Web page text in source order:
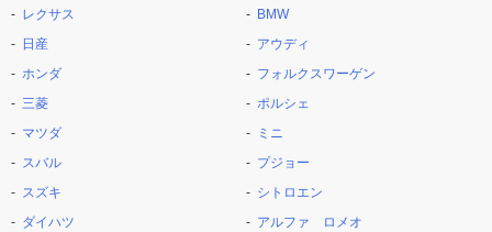
レクサス
日産
ホンダ
三菱
マツダ
スバル
スズキ
ダイハツ
BMW
アウディ
フォルクスワーゲン
ポルシェ
ミニ
プジョー
シトロエン
アルファ ロメオ